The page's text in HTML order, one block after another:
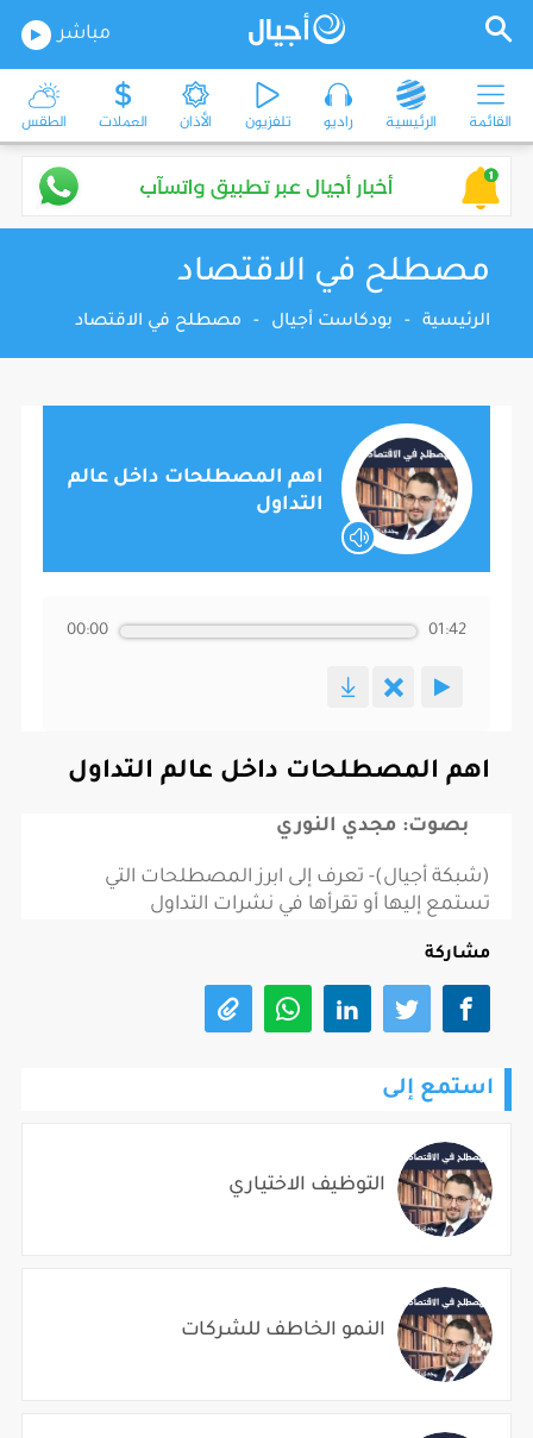
مباشر
القائمة الرئيسية راديو تلفزيون الأذان العملات الطقس
مصطلح في الاقتصاد
الرئيسية - بودكاست أجيال - مصطلح في الاقتصاد
اهم المصطلحات داخل عالم
التداول
00:00 01:42
اهم المصطلحات داخل عالم التداول
بصوت: مجدي النوري
(شبكة أجيال)- تعرف إلى ابرز المصطلحات التي
تستمع إليها أو تقرأها في نشرات التداول
مشاركة
استمع إلى
التوظيف الاختياري
النمو الخاطف للشركات